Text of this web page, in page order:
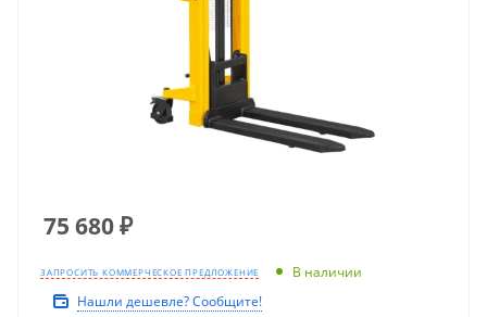
75 680₽
ЗАПРОСИТЬ КОММЕРЧЕСКОЕ ПРЕДЛОЖЕНИЕ
В наличии
Нашли дешевле? Сообщите!